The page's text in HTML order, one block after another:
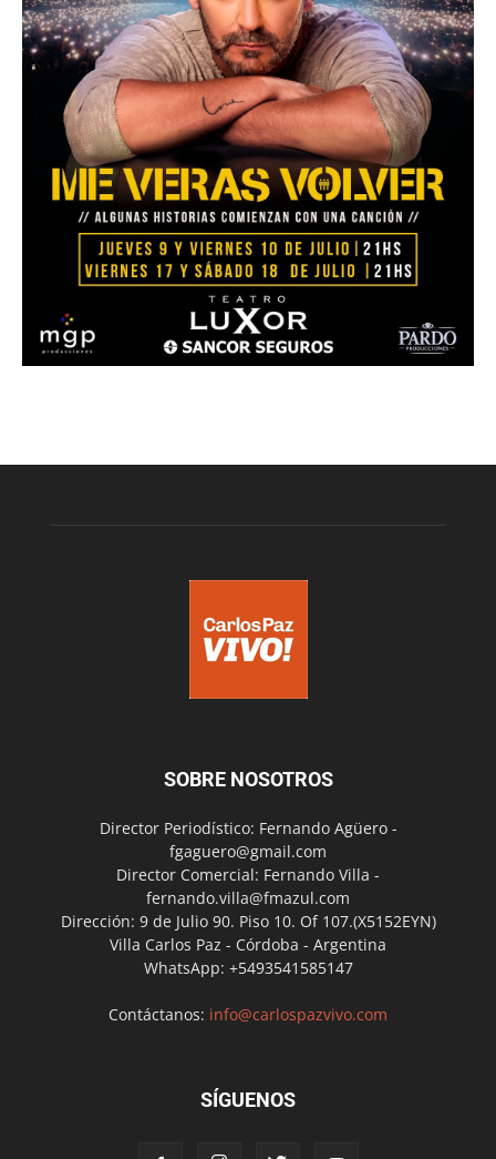
SOBRE NOSOTROS
Director Periodístico: Fernando Agüero -
fgaguero@gmail.com
Director Comercial: Fernando Villa -
fernando.villa@fmazul.com
Dirección: 9 de Julio 90. Piso 10. Of 107.(X5152EYN)
Villa Carlos Paz - Córdoba - Argentina
WhatsApp: +5493541585147
Contáctanos: info@carlospazvivo.com
SÍGUENOS